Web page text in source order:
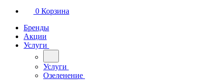
0 Корзина
Бренды
Акции
Услуги
Услуги
Озеленение